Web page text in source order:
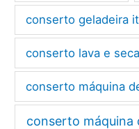
conserto geladeira
conserto lava e
conserto máquina
conserto máquina